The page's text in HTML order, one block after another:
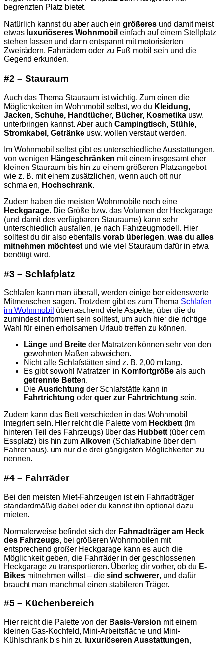
begrenzten Platz bietet.
Natürlich kannst du aber auch ein größeres und damit meist
etwas luxuriöseres Wohnmobil einfach auf einem Stellplatz
stehen lassen und dann entspannt mit motorisierten
Zweirädern, Fahrrädern oder zu Fuß mobil sein und die
Gegend erkunden.
#2 – Stauraum
Auch das Thema Stauraum ist wichtig. Zum einen die
Möglichkeiten im Wohnmobil selbst, wo du Kleidung,
Jacken, Schuhe, Handtücher, Bücher, Kosmetika usw.
unterbringen kannst. Aber auch Campingtisch, Stühle,
Stromkabel, Getränke usw. wollen verstaut werden.
Im Wohnmobil selbst gibt es unterschiedliche Ausstattungen,
von wenigen Hängeschränken mit einem insgesamt eher
kleinen Stauraum bis hin zu einem größeren Platzangebot
wie z. B. mit einem zusätzlichen, wenn auch oft nur
schmalen, Hochschrank.
Zudem haben die meisten Wohnmobile noch eine
Heckgarage. Die Größe bzw. das Volumen der Heckgarage
(und damit des verfügbaren Stauraums) kann sehr
unterschiedlich ausfallen, je nach Fahrzeugmodell. Hier
solltest du dir also ebenfalls vorab überlegen, was du alles
mitnehmen möchtest und wie viel Stauraum dafür in etwa
benötigt wird.
#3 – Schlafplatz
Schlafen kann man überall, werden einige beneidenswerte
Mitmenschen sagen. Trotzdem gibt es zum Thema Schlafen
im Wohnmobil überraschend viele Aspekte, über die du
zumindest informiert sein solltest, um auch hier die richtige
Wahl für einen erholsamen Urlaub treffen zu können.
Länge und Breite der Matratzen können sehr von den
gewohnten Maßen abweichen.
Nicht alle Schlafstätten sind z. B. 2,00 m lang.
Es gibt sowohl Matratzen in Komfortgröße als auch
getrennte Betten.
Die Ausrichtung der Schlafstätte kann in
Fahrtrichtung oder quer zur Fahrtrichtung sein.
Zudem kann das Bett verschieden in das Wohnmobil
integriert sein. Hier reicht die Palette vom Heckbett (im
hinteren Teil des Fahrzeugs) über das Hubbett (über dem
Essplatz) bis hin zum Alkoven (Schlafkabine über dem
Fahrerhaus), um nur die drei gängigsten Möglichkeiten zu
nennen.
#4 – Fahrräder
Bei den meisten Miet-Fahrzeugen ist ein Fahrradträger
standardmäßig dabei oder du kannst ihn optional dazu
mieten.
Normalerweise befindet sich der Fahrradträger am Heck
des Fahrzeugs, bei größeren Wohnmobilen mit
entsprechend großer Heckgarage kann es auch die
Möglichkeit geben, die Fahrräder in der geschlossenen
Heckgarage zu transportieren. Überleg dir vorher, ob du E-
Bikes mitnehmen willst – die sind schwerer, und dafür
braucht man manchmal einen stabileren Träger.
#5 – Küchenbereich
Hier reicht die Palette von der Basis-Version mit einem
kleinen Gas-Kochfeld, Mini-Arbeitsfläche und Mini-
Kühlschrank bis hin zu luxuriöseren Ausstattungen,